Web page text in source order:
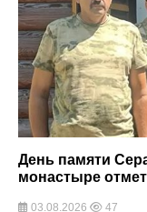
День памяти
монастыре
03.08.2026 47